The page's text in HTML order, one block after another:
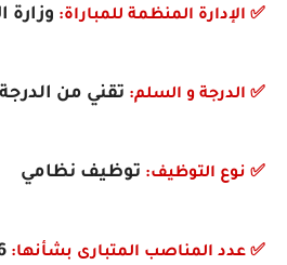
✅ الإدارة المنظمة للمباراة: وزارة
✅ الدرجة و السلم: تقني من الدرجة
✅ نوع التوظيف: توظيف نظامي
✅ عدد المناصب المتبارى بشأنها: